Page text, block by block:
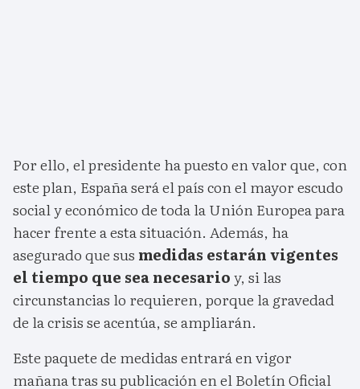
Por ello, el presidente ha puesto en valor que, con
este plan, España será el país con el mayor escudo
social y económico de toda la Unión Europea para
hacer frente a esta situación. Además, ha
asegurado que sus medidas estarán vigentes
el tiempo que sea necesarioy, si las
circunstancias lo requieren, porque la gravedad
de la crisis se acentúa, se ampliarán.
Este paquete de medidas entrará en vigor
mañana tras su publicación en el Boletín Oficial